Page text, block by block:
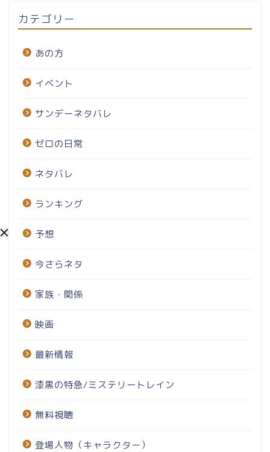
カテゴリー
あの方
イベント
サンデーネタバレ
ゼロの日常
ネタバレ
ランキング
予想
今さらネタ
家族・関係
映画
最新情報
漆黒の特急/ミステリートレイン
無料視聴
登場人物（キャラクター）